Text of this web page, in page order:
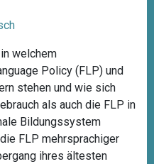
welchem
Policy (FLP) und
stehen und wie sich
als auch die FLP in
Bildungssystem
FLP mehrsprachiger
ihres ältesten